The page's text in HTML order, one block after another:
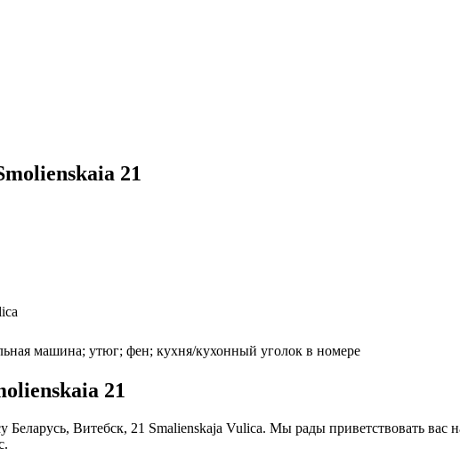
21
машина; утюг; фен; кухня/кухонный уголок в номере
21
Беларусь, Витебск, 21 Smalienskaja Vulica. Мы рады приветствовать